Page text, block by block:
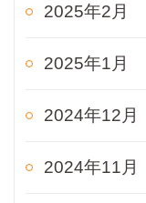
2025年2月
2025年1月
2024年12月
2024年11月